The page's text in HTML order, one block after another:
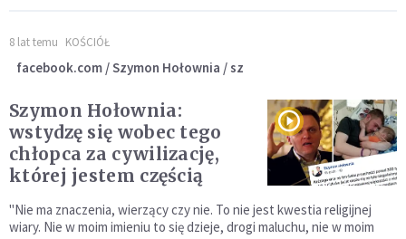
8 lat temu KOŚCIÓŁ
facebook.com / Szymon Hołownia / sz
Szymon Hołownia:
wstydzę się wobec tego
chłopca za cywilizację,
której jestem częścią
"Nie ma znaczenia, wierzący czy nie. To nie jest kwestia religijnej
wiary. Nie w moim imieniu to się dzieje, drogi maluchu, nie w moim